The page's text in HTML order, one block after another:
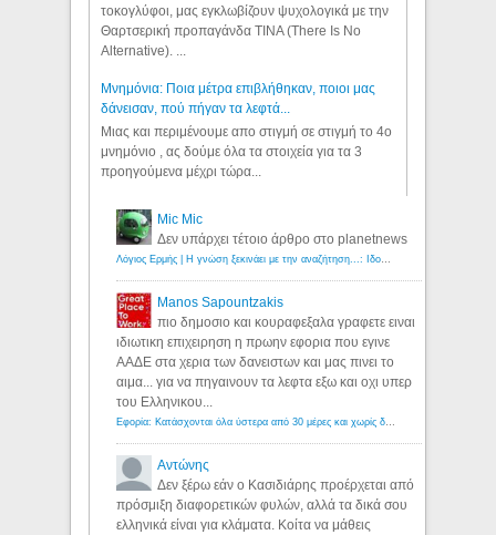
τοκογλύφοι, μας εγκλωβίζουν ψυχολογικά με την
Θαρτσερική προπαγάνδα TINA (There Is No
Alternative). ...
Μνημόνια: Ποια μέτρα επιβλήθηκαν, ποιοι μας
δάνεισαν, πού πήγαν τα λεφτά...
Μιας και περιμένουμε απο στιγμή σε στιγμή το 4ο
μνημόνιο , ας δούμε όλα τα στοιχεία για τα 3
προηγούμενα μέχρι τώρα...
Mic Mic
Δεν υπάρχει τέτοιο άρθρο στο planetnews
Λόγιος Ερμής | Η γνώση ξεκινάει με την αναζήτηση...: Ιδού οι 18 που χρωστούν 11 δις ευρώ!
Manos Sapountzakis
πιο δημοσιο και κουραφεξαλα γραφετε ειναι
ιδιωτικη επιχειρηση η πρωην εφορια που εγινε
ΑΑΔΕ στα χερια των δανειστων και μας πινει το
αιμα... για να πηγαινουν τα λεφτα εξω και οχι υπερ
του Ελληνικου...
Εφορία: Κατάσχονται όλα ύστερα από 30 μέρες και χωρίς δικαστικές αποφάσεις - Λόγιος Ερμής
Αντώνης
Δεν ξέρω εάν ο Κασιδιάρης προέρχεται από
πρόσμιξη διαφορετικών φυλών, αλλά τα δικά σου
ελληνικά είναι για κλάματα. Κοίτα να μάθεις